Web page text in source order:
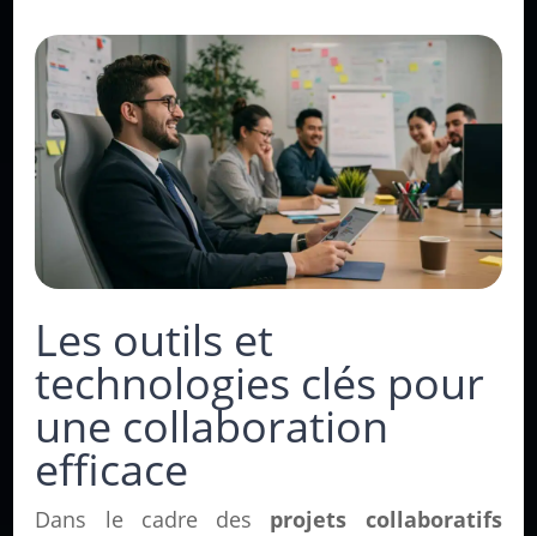
Les outils et
technologies clés pour
une collaboration
efficace
Dans le cadre des projets collaboratifs